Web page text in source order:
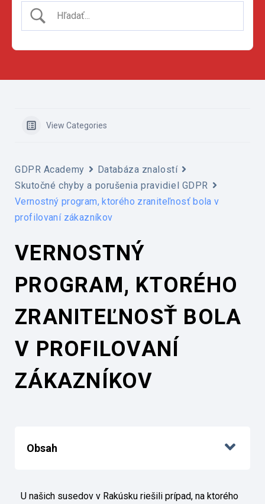
View Categories
GDPR Academy
Databáza znalostí
Skutočné chyby a porušenia pravidiel GDPR
Vernostný program, ktorého zraniteľnosť bola v
profilovaní zákazníkov
VERNOSTNÝ
PROGRAM, KTORÉHO
ZRANITEĽNOSŤ BOLA
V PROFILOVANÍ
ZÁKAZNÍKOV
Obsah
U našich susedov v Rakúsku riešili prípad, na ktorého